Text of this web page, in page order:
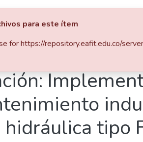
Comunidades Listar por
tipo
para este ítem
for https://repository.eafit.edu.co/